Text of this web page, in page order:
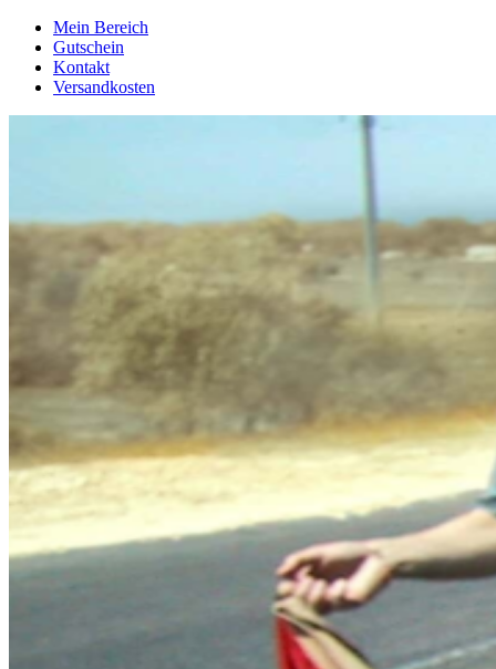
Mein Bereich
Gutschein
Kontakt
Versandkosten